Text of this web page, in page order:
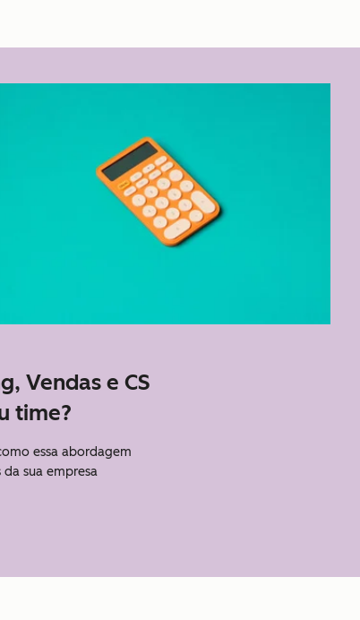
Vendas e CS
time?
essa abordagem
sua empresa